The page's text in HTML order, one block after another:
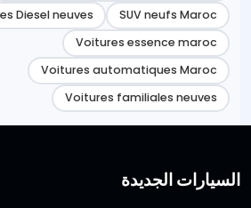
SUV neufs Maroc
Diesel neuves
Voitures essence maroc
Voitures automatiques Maroc
Voitures familiales neuves
السيارات الجديدة